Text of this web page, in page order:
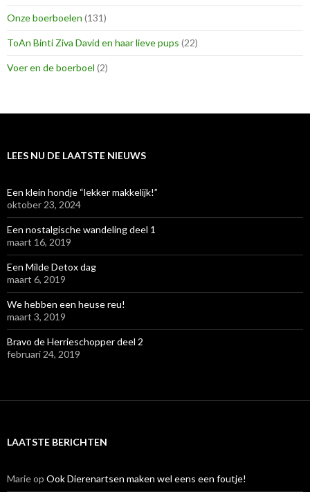
Onze boerboelen (131)
ToAn Binti Ziva David en haar lieve pups (22)
Voer en de boerboel (2)
LEES NU DE LAATSTE NIEUWS
Een klein hondje “lekker makkelijk!”
oktober 23, 2024
Een nostalgische wandeling deel 1
maart 16, 2019
Een Milde Detox dag
maart 6, 2019
We hebben een heuse reu!
maart 3, 2019
Bravo de Herrieschopper deel 2
februari 24, 2019
LAATSTE BERICHTEN
Marieop Ook Dierenartsen maken wel eens een foutje!